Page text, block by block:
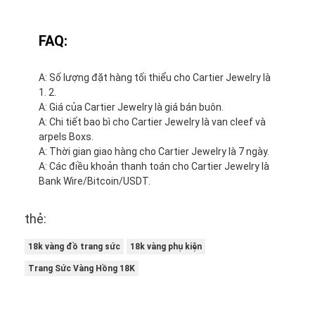
FAQ:
A: Số lượng đặt hàng tối thiểu cho Cartier Jewelry là
1. 2.
A: Giá của Cartier Jewelry là giá bán buôn.
A: Chi tiết bao bì cho Cartier Jewelry là van cleef và
arpels Boxs.
A: Thời gian giao hàng cho Cartier Jewelry là 7 ngày.
A: Các điều khoản thanh toán cho Cartier Jewelry là
Bank Wire/Bitcoin/USDT.
thẻ:
18k vàng đồ trang sức 18k vàng phụ kiện
Trang Sức Vàng Hồng 18K